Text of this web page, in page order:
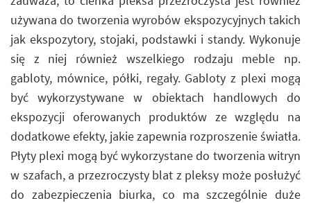
używana do tworzenia wyrobów ekspozycyjnych takich
jak ekspozytory, stojaki, podstawki i standy. Wykonuje
się z niej również wszelkiego rodzaju meble np.
gabloty, mównice, półki, regały. Gabloty z plexi mogą
być wykorzystywane w obiektach handlowych do
ekspozycji oferowanych produktów ze względu na
dodatkowe efekty, jakie zapewnia rozproszenie światła.
Płyty plexi mogą być wykorzystane do tworzenia witryn
w szafach, a przezroczysty blat z pleksy może posłużyć
do zabezpieczenia biurka, co ma szczególnie duże